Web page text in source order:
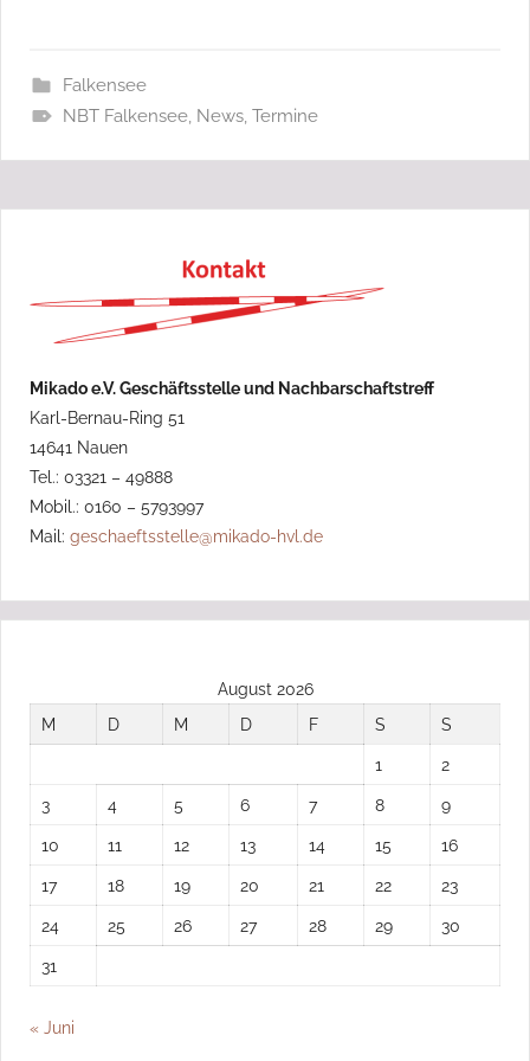
Falkensee
NBT Falkensee, News, Termine
Mikado e.V. Geschäftsstelle und Nachbarschaftstreff
Karl-Bernau-Ring 51
14641 Nauen
Tel.: 03321 – 49888
Mobil.: 0160 – 5793997
Mail: geschaeftsstelle@mikado-hvl.de
August 2026
M
D M D F S
S
1
2
3
4 5 6 7 8
9
10
11 12 13 14 15
16
17
18 19 20 21 22
23
24
25 26 27 28 29
30
31
« Juni